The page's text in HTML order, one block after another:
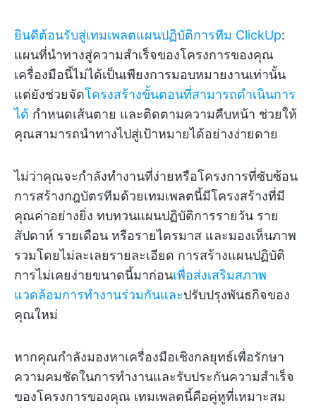
ยินดีต้อนรับสู่เทมเพลตแผนปฏิบัติการทีม ClickUp:
แผนที่นำทางสู่ความสำเร็จของโครงการของคุณ
เครื่องมือนี้ไม่ได้เป็นเพียงการมอบหมายงานเท่านั้น
แต่ยังช่วยจัดโครงสร้างขั้นตอนที่สามารถดำเนินการ
ได้ กำหนดเส้นตาย และติดตามความคืบหน้า ช่วยให้
คุณสามารถนำทางไปสู่เป้าหมายได้อย่างง่ายดาย
ไม่ว่าคุณจะกำลังทำงานที่ง่ายหรือโครงการที่ซับซ้อน
การสร้างกฎบัตรทีมด้วยเทมเพลตนี้มีโครงสร้างที่มี
คุณค่าอย่างยิ่ง ทบทวนแผนปฏิบัติการรายวัน ราย
สัปดาห์ รายเดือน หรือรายไตรมาส และมองเห็นภาพ
รวมโดยไม่ละเลยรายละเอียด การสร้างแผนปฏิบัติ
การไม่เคยง่ายขนาดนี้มาก่อนเพื่อส่งเสริมสภาพ
แวดล้อมการทำงานร่วมกันและปรับปรุงพันธกิจของ
คุณใหม่
หากคุณกำลังมองหาเครื่องมือเชิงกลยุทธ์เพื่อรักษา
ความคมชัดในการทำงานและรับประกันความสำเร็จ
ของโครงการของคุณ เทมเพลตนี้คือคู่หูที่เหมาะสม